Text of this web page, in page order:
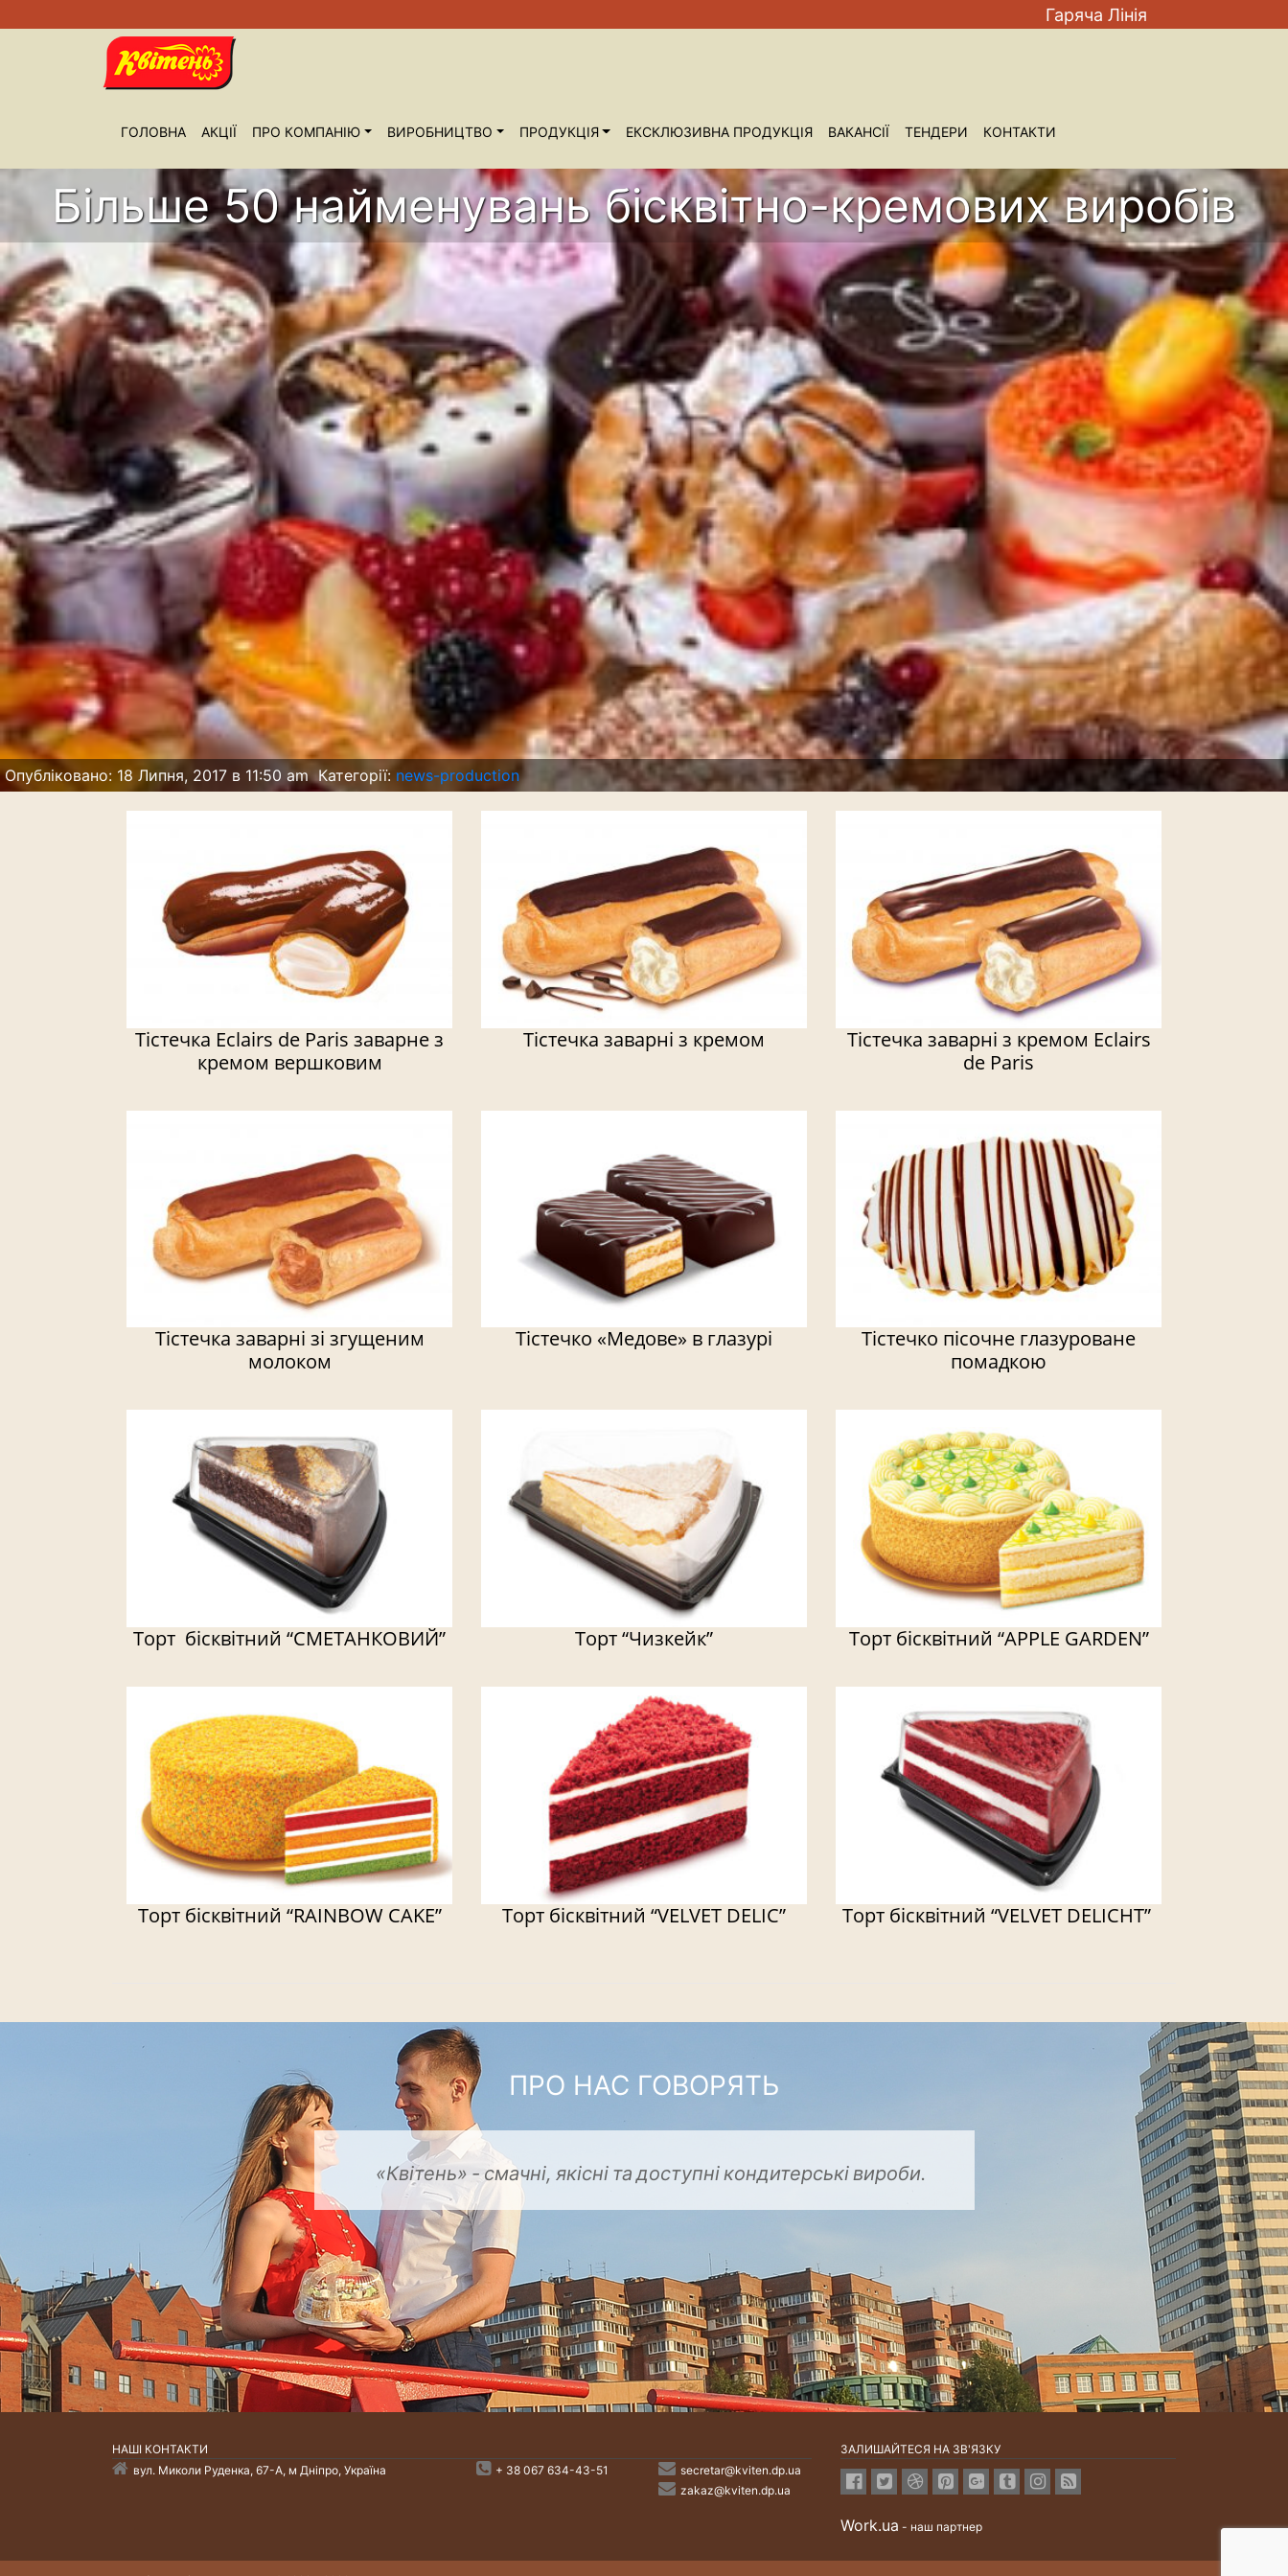
Гаряча Лiнiя
ГОЛОВНА АКЦІЇ ПРО КОМПАНIЮ ВИРОБНИЦТВО ПРОДУКЦІЯ ЕКСКЛЮЗИВНА ПРОДУКЦІЯ ВАКАНСIЇ ТЕНДЕРИ КОНТАКТИ
Більше 50 найменувань бісквітно-кремових виробів
Опубліковано: 18 Липня, 2017 в 11:50 am Категорії: news-production
Тістечка Eclairs de Paris заварне з
кремом вершковим
Тістечка заварні з кремом
Тістечка заварні з кремом Eclairs
de Paris
Тістечка заварні зі згущеним
молоком
Тістечко «Медове» в глазурі
Тістечко пісочне глазуроване
помадкою
Торт бісквітний “СМЕТАНКОВИЙ” Торт “Чизкейк” Торт бісквітний “APPLE GARDEN”
Торт бісквітний “RAINBOW CAKE” Торт бісквітний “VELVET DELIC” Торт бісквітний “VELVET DELICHT”
ПРО НАС ГОВОРЯТЬ
«Квітень» -
смачні, якісні
НАШI КОНТАКТИ
вул. Миколи Руденка, 67-А, м Дніпро, Україна
+ 38 067 634-43-51
secretar@kviten.dp.ua
zakaz@kviten.dp.ua
ЗАЛИШАЙТЕСЯ НА ЗВ'ЯЗКУ
Work.ua - наш партнер